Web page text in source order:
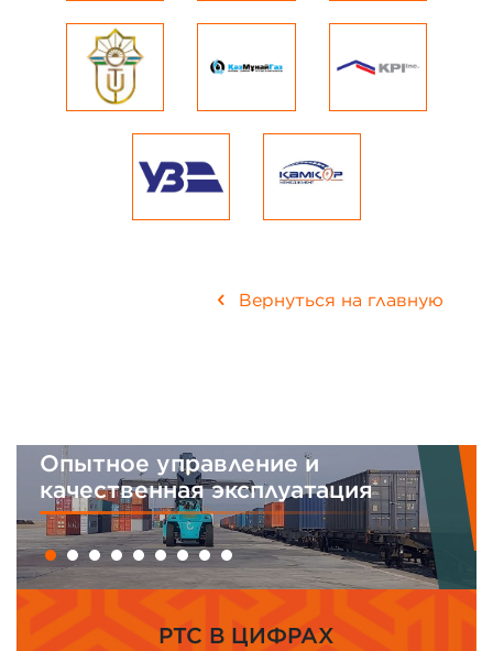
Вернуться на главную
Опытное управление и
качественная эксплуатация
PTC В ЦИФРАХ